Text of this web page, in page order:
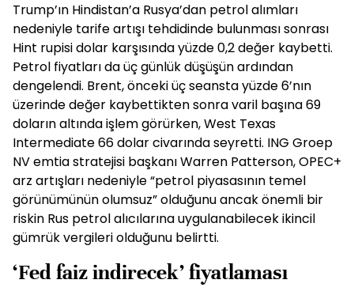
Trump’ın Hindistan’a Rusya’dan petrol alımları
nedeniyle tarife artışı tehdidinde bulunması sonrası
Hint rupisi dolar karşısında yüzde 0,2 değer kaybetti.
Petrol fiyatları da üç günlük düşüşün ardından
dengelendi. Brent, önceki üç seansta yüzde 6’nın
üzerinde değer kaybettikten sonra varil başına 69
doların altında işlem görürken, West Texas
Intermediate 66 dolar civarında seyretti. ING Groep
NV emtia stratejisi başkanı Warren Patterson, OPEC+
arz artışları nedeniyle “petrol piyasasının temel
görünümünün olumsuz” olduğunu ancak önemli bir
riskin Rus petrol alıcılarına uygulanabilecek ikincil
gümrük vergileri olduğunu belirtti.
‘Fed faiz indirecek’ fiyatlaması